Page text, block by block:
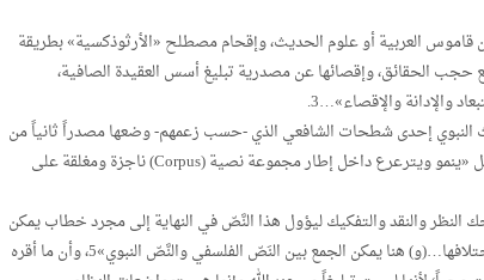
العربية أو علوم الحديث، وإقحام مصطلح «الأرثوذكسية» بطريقة
الحقائق، وإقصائها عن مصدرية تبليغ أسس العقيدة الصافية،
والإدانة والإقصاء»…3.
النبوي إحدى شطحات الشافعي الذي -حسب زعمهم- وضعها مصدراً ثانياً من
مصادر التشريع الإسلامي، كما وصفه أركون بأنه ذو عقل «ينمو ويترعرع داخل إطار مجموعة نصية (Corpus) ناجزة ومغلقة على
والنقد والتفكيك ليؤول هذا النَّصّ في النهاية إلى مجرد خطاب يمكن
نقده ونقضه، «ففي نقد النَّصّ تستوي النُّصّوص على اختلافها…(و) هنا يمكن الجمع بين النَصّ الفلسفي والنَّصّ النبوي»5، وأن ما أقره